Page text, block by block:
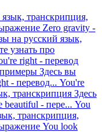
транскрипция,
Zero gravity -
на русский язык,
узнать про
right - перевод
Здесь вы
- перевод... You're
транскрипция Здесь
- пере... You
транскрипция,
You look